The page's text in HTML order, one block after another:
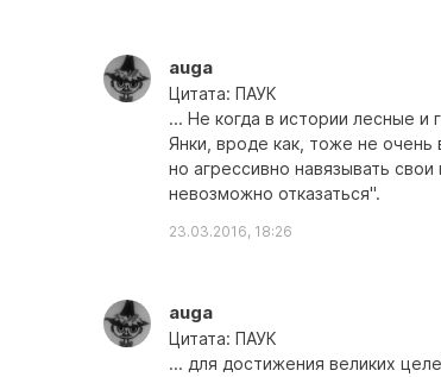
auga
Цитата: ПАУК
... Не когда в истории лесные и
Янки, вроде как, тоже не очень
но агрессивно навязывать
невозможно отказаться".
23.03.2016, 18:26
auga
Цитата: ПАУК
... для достижения великих